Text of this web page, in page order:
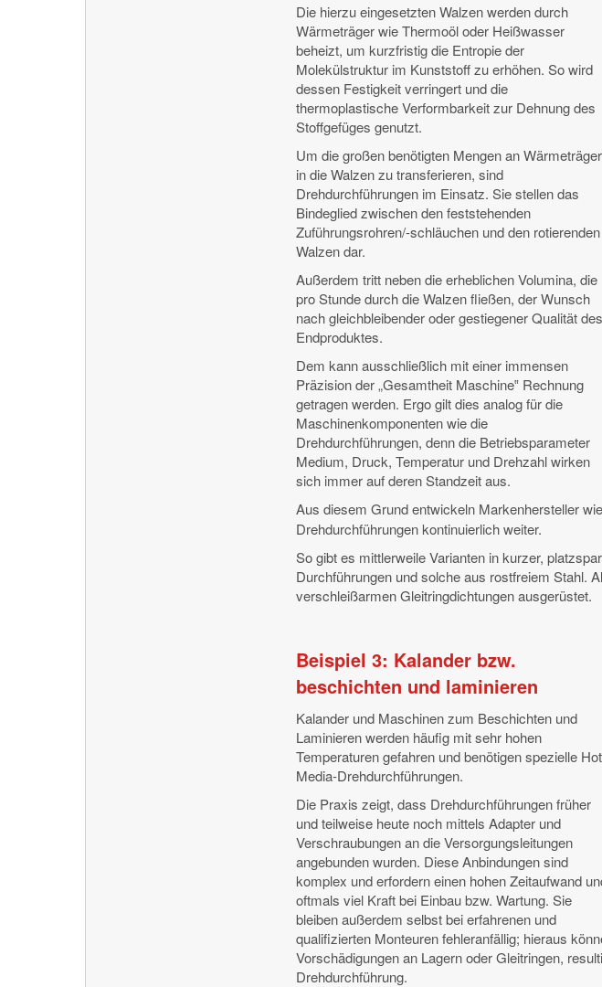
Die hierzu eingesetzten Walzen werden durch
Wärmeträger wie Thermoöl oder Heißwasser
beheizt, um kurzfristig die Entropie der
Molekülstruktur im Kunststoff zu erhöhen. So wird
dessen Festigkeit verringert und die
thermoplastische Verformbarkeit zur Dehnung des
Stoffgefüges genutzt.
Um die großen benötigten Mengen an
in die Walzen zu transferieren, sind
Drehdurchführungen im Einsatz. Sie stellen das
Bindeglied zwischen den feststehenden
Zuführungsrohren/-schläuchen und den rotierenden
Walzen dar.
Außerdem tritt neben die erheblichen Volumina, die
pro Stunde durch die Walzen fließen, der Wunsch
nach gleichbleibender oder gestiegener Qualität des
Endproduktes.
Dem kann ausschließlich mit einer immensen
Präzision der „Gesamtheit Maschine‟ Rechnung
getragen werden. Ergo gilt dies analog für die
Maschinenkomponenten wie die
Drehdurchführungen, denn die Betriebsparameter
Medium, Druck, Temperatur und Drehzahl wirken
sich immer auf deren Standzeit aus.
Aus diesem Grund entwickeln Markenhersteller wie
Drehdurchführungen kontinuierlich weiter.
So gibt es mittlerweile Varianten in kurzer,
Durchführungen und solche aus rostfreiem Stahl.
verschleißarmen Gleitringdichtungen ausgerüstet.
Beispiel 3: Kalander bzw.
beschichten und laminieren
Kalander und Maschinen zum Beschichten und
Laminieren werden häufig mit sehr hohen
Temperaturen gefahren und benötigen spezielle
Media-Drehdurchführungen.
Die Praxis zeigt, dass Drehdurchführungen früher
und teilweise heute noch mittels Adapter und
Verschraubungen an die Versorgungsleitungen
angebunden wurden. Diese Anbindungen sind
komplex und erfordern einen hohen Zeitaufwand
oftmals viel Kraft bei Einbau bzw. Wartung. Sie
bleiben außerdem selbst bei erfahrenen und
qualifizierten Monteuren fehleranfällig; hieraus
Vorschädigungen an Lagern oder Gleitringen,
Drehdurchführung.